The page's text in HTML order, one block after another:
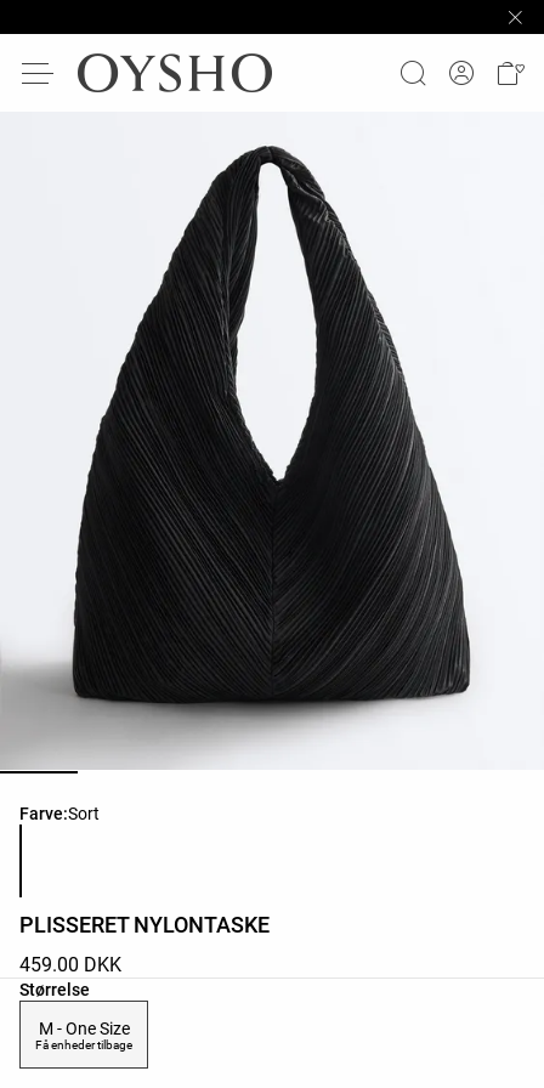
Farve:Sort
Liste over produktfarver
PLISSERET NYLONTASKE
459.00 DKK
Størrelse
Liste over produktstørrelser
M - One Size
Få enheder tilbage